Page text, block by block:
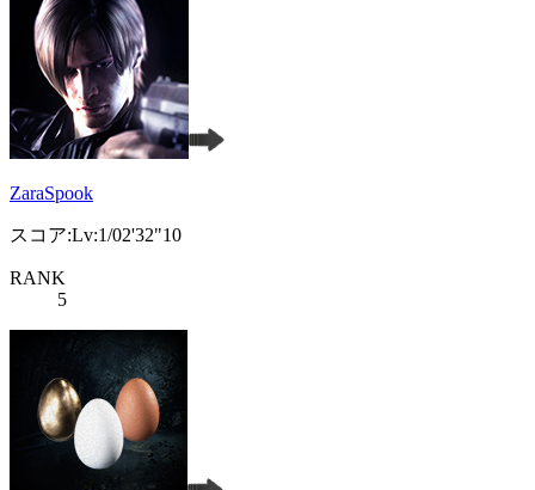
ZaraSpook
スコア:Lv:1/02'32"10
RANK
5